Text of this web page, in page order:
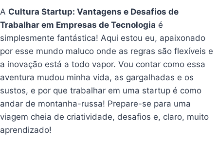
A Cultura Startup: Vantagens e Desafios de
Trabalhar em Empresas de Tecnologia é
simplesmente fantástica! Aqui estou eu, apaixonado
por esse mundo maluco onde as regras são flexíveis e
a inovação está a todo vapor. Vou contar como essa
aventura mudou minha vida, as gargalhadas e os
sustos, e por que trabalhar em uma startup é como
andar de montanha-russa! Prepare-se para uma
viagem cheia de criatividade, desafios e, claro, muito
aprendizado!